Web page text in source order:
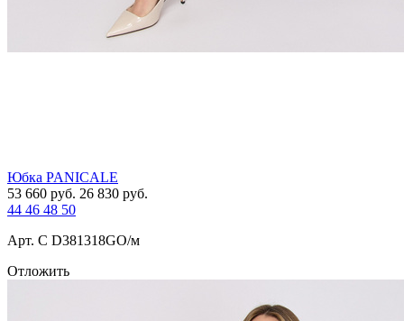
Юбка PANICALE
53 660 руб. 26 830 руб.
44 46 48 50
Арт. С D381318GO/м
Отложить